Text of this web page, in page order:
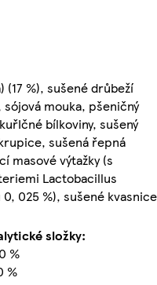
(17 %), sušené drůbeží
mouka, pšeničný
bílkoviny, sušený
sušená řepná
masové výtažky (s
Lactobacillus
025 %), sušené kvasnice
složky:
%
%